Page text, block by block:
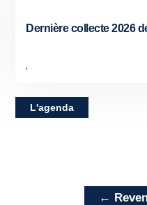
Dernière collecte 2026
L'agenda
←